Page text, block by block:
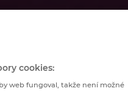
cookies:
web fungoval, takže není možné